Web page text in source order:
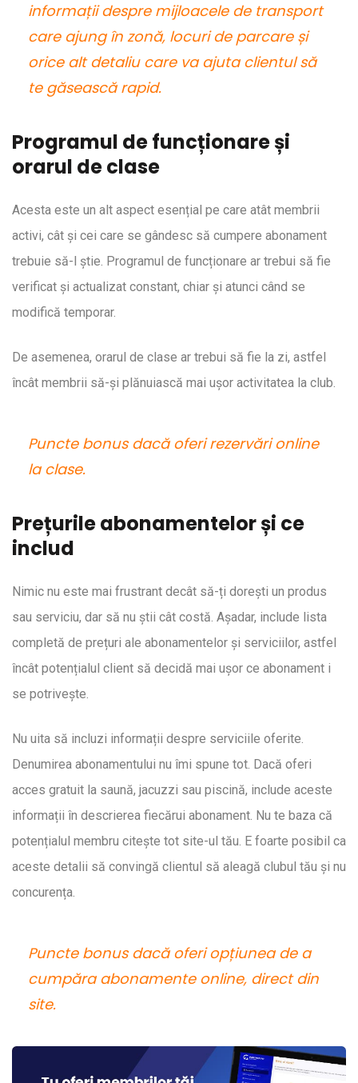
informații despre mijloacele de transport
care ajung în zonă, locuri de parcare și
orice alt detaliu care va ajuta clientul să
te găsească rapid.
Programul de funcționare și
orarul de clase
Acesta este un alt aspect esențial pe care atât membrii
activi, cât și cei care se gândesc să cumpere abonament
trebuie să-l știe. Programul de funcționare ar trebui să fie
verificat și actualizat constant, chiar și atunci când se
modifică temporar.
De asemenea, orarul de clase ar trebui să fie la zi, astfel
încât membrii să-și plănuiască mai ușor activitatea la club.
Puncte bonus dacă oferi rezervări online
la clase.
Prețurile abonamentelor și ce
includ
Nimic nu este mai frustrant decât să-ți dorești un produs
sau serviciu, dar să nu știi cât costă. Așadar, include lista
completă de prețuri ale abonamentelor și serviciilor, astfel
încât potențialul client să decidă mai ușor ce abonament i
se potrivește.
Nu uita să incluzi informații despre serviciile oferite.
Denumirea abonamentului nu îmi spune tot. Dacă oferi
acces gratuit la saună, jacuzzi sau piscină, include aceste
informații în descrierea fiecărui abonament. Nu te baza că
potențialul membru citește tot site-ul tău. E foarte posibil ca
aceste detalii să convingă clientul să aleagă clubul tău și nu
concurența.
Puncte bonus dacă oferi opțiunea de a
cumpăra abonamente online, direct din
site.